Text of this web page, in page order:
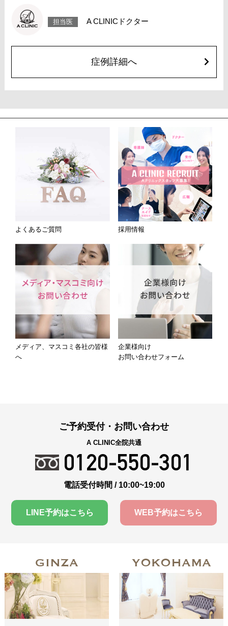
後一時的に生じることがございますが、通常は数日〜1週間程度で自然に軽
快します。また、稀に細菌感染症、ふくらみの残り・凹み、しわ・たるみ
オプション：笑気麻酔 3,300円(税込)
です。皮膚の表面は切開せずに脂肪のみを除去するため、傷跡が残る心配
リスク、副作用：腫れ、内出血、疼痛、目がごろごろする違和感などが術
後一時的に生じることがございます。また、稀に細菌感染症、脂肪の除去
不足によるふくらみの残り・除去しすぎによる凹み、しわ・たるみが目立
つ、左右差などが生じることがございます。
費用：217,800円〜547,800円(税込)
オプション：笑気麻酔 3,300円(税込)
担当医 A CLINICドクター
症例詳細へ
よくあるご質問 採用情報
メディア、マスコミ各社の皆様
へ
企業様向け
お問い合わせフォーム
ご予約受付・お問い合わせ
A CLINIC全院共通
0120-550-301
電話受付時間 / 10:00~19:00
LINE予約はこちら WEB予約はこちら
GINZA YOKOHAMA